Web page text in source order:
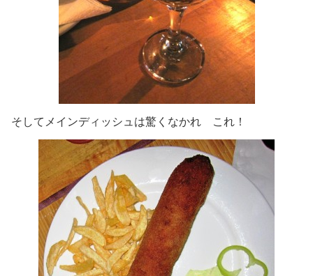
そしてメインディッシュは驚くなかれ これ！